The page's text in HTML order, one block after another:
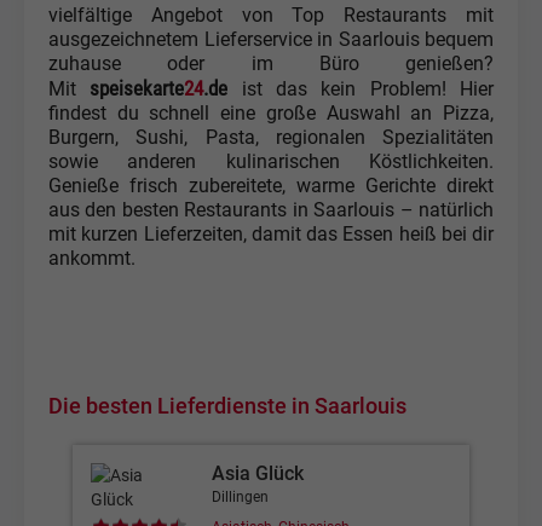
vielfältige Angebot von Top Restaurants mit
ausgezeichnetem Lieferservice in Saarlouis bequem
zuhause oder im Büro genießen?
Mit speisekarte24.de ist das kein Problem! Hier
findest du schnell eine große Auswahl an Pizza,
Burgern, Sushi, Pasta, regionalen Spezialitäten
sowie anderen kulinarischen Köstlichkeiten.
Genieße frisch zubereitete, warme Gerichte direkt
aus den besten Restaurants in Saarlouis – natürlich
mit kurzen Lieferzeiten, damit das Essen heiß bei dir
ankommt.
Die besten Lieferdienste in Saarlouis
Asia Glück
Dillingen